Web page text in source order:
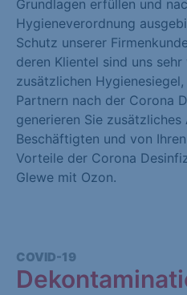
Grundlagen erfüllen und
Hygieneverordnung
Schutz unserer
deren Klientel sind uns
zusätzlichen
Partnern nach der Corona
generieren Sie zusätzliches
Beschäftigten und von
Vorteile der Corona
Glewe mit Ozon.
COVID-19